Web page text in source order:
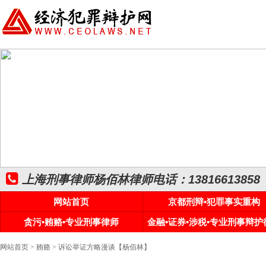
上海刑事律师杨佰林律师电话：13816613858
网站首页
京都刑辩•犯罪事实重构
贪污•贿赂•专业刑事律师
金融•证券•涉税•专业刑事辩护
网站首页 > 贿赂 > 诉讼举证方略漫谈【杨佰林】